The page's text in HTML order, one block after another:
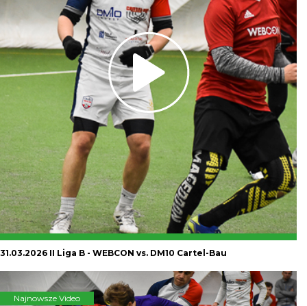
31.03.2026 II Liga B - WEBCON vs. DM10 Cartel-Bau
Najnowsze Video